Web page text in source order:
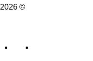
© 2026 פרויקט ונוס.